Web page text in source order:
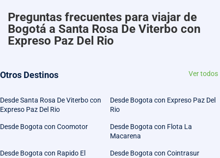
Preguntas frecuentes para viajar de
Bogotá a Santa Rosa De Viterbo con
Expreso Paz Del Rio
Otros Destinos Ver todos
Desde Santa Rosa De Viterbo con
Expreso Paz Del Rio
Desde Bogota con Expreso Paz Del
Rio
Desde Bogota con Coomotor
Desde Bogota con Flota La
Macarena
Desde Bogota con Rapido El
Desde Bogota con Cointrasur